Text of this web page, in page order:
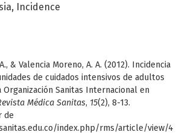
Incidence
& Valencia Moreno, A. A. (2012). Incidencia
de cuidados intensivos de adultos
Sanitas Internacional en
Médica Sanitas, 15(2), 8-13.
de
index.php/rms/article/view/4